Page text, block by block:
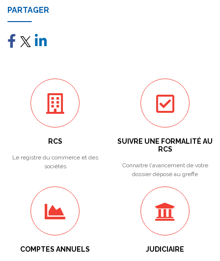
PARTAGER
RCS
Le registre du commerce et des
sociétés
SUIVRE UNE FORMALITÉ AU
RCS
Connaitre l'avancement de votre
dossier déposé au greffe
COMPTES ANNUELS JUDICIAIRE